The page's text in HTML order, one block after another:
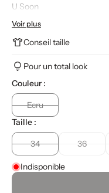
U Soon
Voir plus
Conseil taille
Pour un total look
Couleur :
Ecru
Taille :
34 36
Indisponible